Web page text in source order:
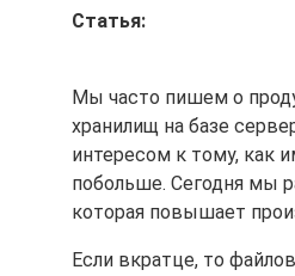
Статья:
Мы часто пишем о
хранилищ на базе
интересом к тому, как
побольше. Сегодня мы
которая повышает
Если вкратце, то